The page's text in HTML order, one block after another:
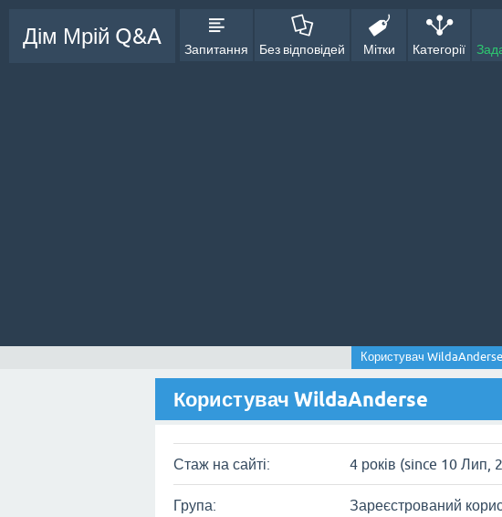
Дім Мрій Q&A
Запитання Без відповідей Мітки Категорії
Користувач WildaAnderse
Користувач WildaAnderse
Стаж на сайті: 4 років (since 10 Лип,
Група: Зареєстрований